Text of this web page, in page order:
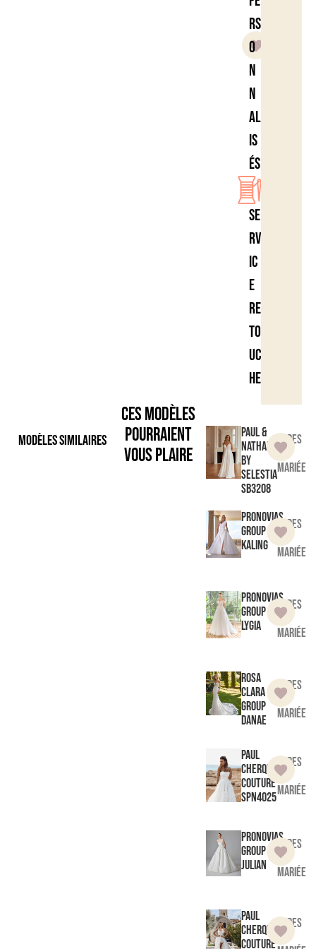
rs
o
n
n
al
is
és
Se
rv
ic
e
re
to
uc
he
Modèles similaires
Ces modèles
pourraient
vous plaire
Paul &
Nathalie
by
Selestia
SB3208
Robes
de
mariée
Pronovias
Group
Kaling
Robes
de
mariée
Pronovias
Group
Lygia
Robes
de
mariée
Rosa
Clara
Group
Danae
Robes
de
mariée
Paul
Cherqui
Couture
SPN4025
Robes
de
mariée
Pronovias
Group
Julian
Robes
de
mariée
Paul
Cherqui
Couture
Robes
de